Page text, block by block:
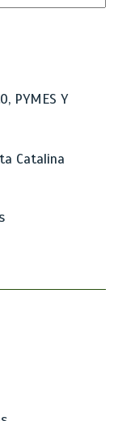
PYMES Y
Catalina